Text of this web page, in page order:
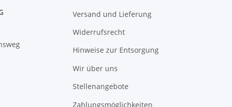
Versand und Lieferung
Widerrufsrecht
Hinweise zur Entsorgung
Wir über uns
Stellenangebote
Zahlungsmöglichkeiten